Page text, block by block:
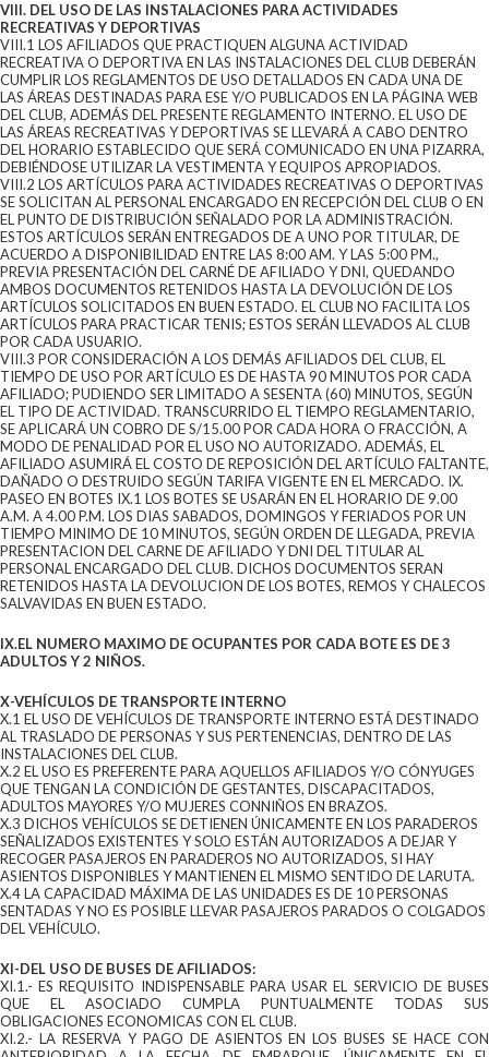
VIII. DEL USO DE LAS INSTALACIONES PARA ACTIVIDADES
RECREATIVAS Y DEPORTIVAS
VIII.1 LOS AFILIADOS QUE PRACTIQUEN ALGUNA ACTIVIDAD
RECREATIVA O DEPORTIVA EN LAS INSTALACIONES DEL CLUB DEBERÁN
CUMPLIR LOS REGLAMENTOS DE USO DETALLADOS EN CADA UNA DE
LAS ÁREAS DESTINADAS PARA ESE Y/O PUBLICADOS EN LA PÁGINA WEB
DEL CLUB, ADEMÁS DEL PRESENTE REGLAMENTO INTERNO. EL USO DE
LAS ÁREAS RECREATIVAS Y DEPORTIVAS SE LLEVARÁ A CABO DENTRO
DEL HORARIO ESTABLECIDO QUE SERÁ COMUNICADO EN UNA PIZARRA,
DEBIÉNDOSE UTILIZAR LA VESTIMENTA Y EQUIPOS APROPIADOS.
VIII.2 LOS ARTÍCULOS PARA ACTIVIDADES RECREATIVAS O DEPORTIVAS
SE SOLICITAN AL PERSONAL ENCARGADO EN RECEPCIÓN DEL CLUB O EN
EL PUNTO DE DISTRIBUCIÓN SEÑALADO POR LA ADMINISTRACIÓN.
ESTOS ARTÍCULOS SERÁN ENTREGADOS DE A UNO POR TITULAR, DE
ACUERDO A DISPONIBILIDAD ENTRE LAS 8:00 AM. Y LAS 5:00 PM.,
PREVIA PRESENTACIÓN DEL CARNÉ DE AFILIADO Y DNI, QUEDANDO
AMBOS DOCUMENTOS RETENIDOS HASTA LA DEVOLUCIÓN DE LOS
ARTÍCULOS SOLICITADOS EN BUEN ESTADO. EL CLUB NO FACILITA LOS
ARTÍCULOS PARA PRACTICAR TENIS; ESTOS SERÁN LLEVADOS AL CLUB
POR CADA USUARIO.
VIII.3 POR CONSIDERACIÓN A LOS DEMÁS AFILIADOS DEL CLUB, EL
TIEMPO DE USO POR ARTÍCULO ES DE HASTA 90 MINUTOS POR CADA
AFILIADO; PUDIENDO SER LIMITADO A SESENTA (60) MINUTOS, SEGÚN
EL TIPO DE ACTIVIDAD. TRANSCURRIDO EL TIEMPO REGLAMENTARIO,
SE APLICARÁ UN COBRO DE S/15.00 POR CADA HORA O FRACCIÓN, A
MODO DE PENALIDAD POR EL USO NO AUTORIZADO. ADEMÁS, EL
AFILIADO ASUMIRÁ EL COSTO DE REPOSICIÓN DEL ARTÍCULO FALTANTE,
DAÑADO O DESTRUIDO SEGÚN TARIFA VIGENTE EN EL MERCADO. IX.
PASEO EN BOTES IX.1 LOS BOTES SE USARÁN EN EL HORARIO DE 9.00
A.M. A 4.00 P.M. LOS DIAS SABADOS, DOMINGOS Y FERIADOS POR UN
TIEMPO MINIMO DE 10 MINUTOS, SEGÚN ORDEN DE LLEGADA, PREVIA
PRESENTACION DEL CARNE DE AFILIADO Y DNI DEL TITULAR AL
PERSONAL ENCARGADO DEL CLUB. DICHOS DOCUMENTOS SERAN
RETENIDOS HASTA LA DEVOLUCION DE LOS BOTES, REMOS Y CHALECOS
SALVAVIDAS EN BUEN ESTADO.
IX.EL NUMERO MAXIMO DE OCUPANTES POR CADA BOTE ES DE 3
ADULTOS Y 2 NIÑOS.
X-VEHÍCULOS DE TRANSPORTE INTERNO
X.1 EL USO DE VEHÍCULOS DE TRANSPORTE INTERNO ESTÁ DESTINADO
AL TRASLADO DE PERSONAS Y SUS PERTENENCIAS, DENTRO DE LAS
INSTALACIONES DEL CLUB.
X.2 EL USO ES PREFERENTE PARA AQUELLOS AFILIADOS Y/O CÓNYUGES
QUE TENGAN LA CONDICIÓN DE GESTANTES, DISCAPACITADOS,
ADULTOS MAYORES Y/O MUJERES CONNIÑOS EN BRAZOS.
X.3 DICHOS VEHÍCULOS SE DETIENEN ÚNICAMENTE EN LOS PARADEROS
SEÑALIZADOS EXISTENTES Y SOLO ESTÁN AUTORIZADOS A DEJAR Y
RECOGER PASAJEROS EN PARADEROS NO AUTORIZADOS, SI HAY
ASIENTOS DISPONIBLES Y MANTIENEN EL MISMO SENTIDO DE LARUTA.
X.4 LA CAPACIDAD MÁXIMA DE LAS UNIDADES ES DE 10 PERSONAS
SENTADAS Y NO ES POSIBLE LLEVAR PASAJEROS PARADOS O COLGADOS
DEL VEHÍCULO.
XI-DEL USO DE BUSES DE AFILIADOS:
XI.1.- ES REQUISITO INDISPENSABLE PARA USAR EL SERVICIO DE BUSES
QUE EL ASOCIADO CUMPLA PUNTUALMENTE TODAS SUS
OBLIGACIONES ECONOMICAS CON EL CLUB.
XI.2.- LA RESERVA Y PAGO DE ASIENTOS EN LOS BUSES SE HACE CON